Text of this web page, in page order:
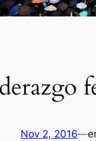
Nov 2, 2016—